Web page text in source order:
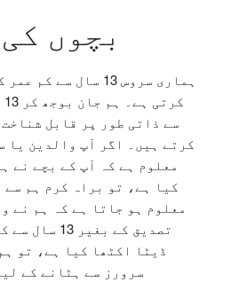
بچوں
ہماری سروس 13 سال
سے ذاتی طور پر قابل
کرتے ہیں۔ اگر آپ والدین یا
معلوم ہے کہ آپ کے بچے نے
کیا ہے، تو براہ کرم ہم
معلوم ہو جاتا ہے کہ ہم نے
تصدیق کے
ڈیٹا اکٹھا کیا ہے، تو
سرورز سے ہٹانے کے